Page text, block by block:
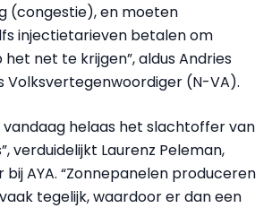
(congestie), en moeten
injectietarieven betalen om
net te krijgen”, aldus Andries
Volksvertegenwoordiger (N-VA).
vandaag helaas het slachtoffer van
verduidelijkt Laurenz Peleman,
AYA. “Zonnepanelen produceren
tegelijk, waardoor er dan een